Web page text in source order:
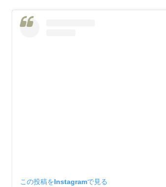
この投稿をInstagramで見る